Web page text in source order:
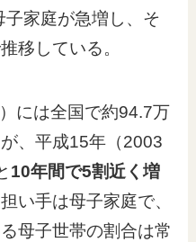
家庭が急増し、そ
移している。
には全国で約94.7万
、平成15年（2003
10年間で5割近く増
い手は母子家庭で、
母子世帯の割合は常